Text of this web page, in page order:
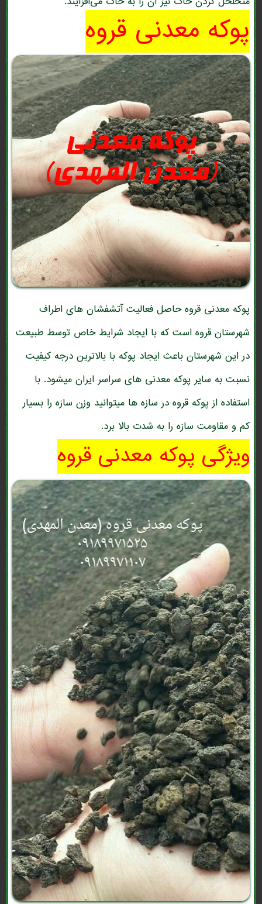
پوکه معدنی قروه
پوکه معدنی قروه حاصل فعالیت آتشفشان های اطراف
شهرستان قروه است که با ایجاد شرایط خاص توسط طبیعت
در این شهرستان باعث ایجاد پوکه با بالاترین درجه کیفیت
نسبت به سایر پوکه معدنی های سراسر ایران میشود. با
استفاده از پوکه قروه در سازه ها میتوانید وزن سازه را بسیار
کم و مقاومت سازه را به شدت بالا برد.
ویژگی پوکه معدنی قروه